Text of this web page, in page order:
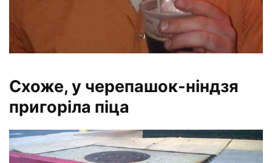
Схоже, у черепашок-ніндзя
пригоріла піца